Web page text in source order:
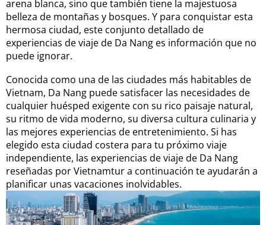
arena blanca, sino que también tiene la majestuosa
belleza de montañas y bosques. Y para conquistar esta
hermosa ciudad, este conjunto detallado de
experiencias de viaje de Da Nang es información que no
puede ignorar.
Conocida como una de las ciudades más habitables de
Vietnam, Da Nang puede satisfacer las necesidades de
cualquier huésped exigente con su rico paisaje natural,
su ritmo de vida moderno, su diversa cultura culinaria y
las mejores experiencias de entretenimiento. Si has
elegido esta ciudad costera para tu próximo viaje
independiente, las experiencias de viaje de Da Nang
reseñadas por Vietnamtur a continuación te ayudarán a
planificar unas vacaciones inolvidables.